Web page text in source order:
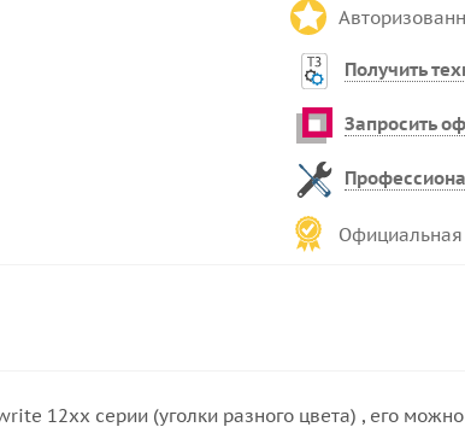
Получить
Запросить
Официальная
12xx серии (уголки разного цвета) , его